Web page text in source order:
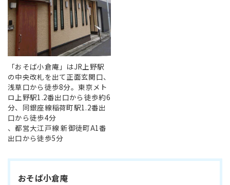
「おそば小倉庵」はJR上野駅
の中央改札を出て正面玄関口、
浅草口から徒歩8分。東京メト
ロ上野駅1.2番出口から徒歩約6
分、同銀座線稲荷町駅1.2番出
口から徒歩4分
、都営大江戸線 新御徒町A1番
出口から徒歩5分
おそば小倉庵